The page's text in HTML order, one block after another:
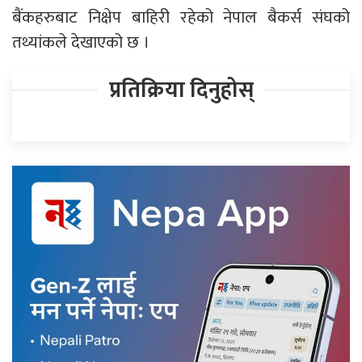
बैंकहरुबाट निक्षेप बाहिरी रहेको नेपाल बैकर्स संघको
तथ्यांकले देखाएको छ ।
प्रतिक्रिया दिनुहोस्